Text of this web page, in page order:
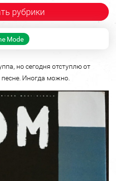
рубрики
Mode
но сегодня отступлю от
Иногда можно.